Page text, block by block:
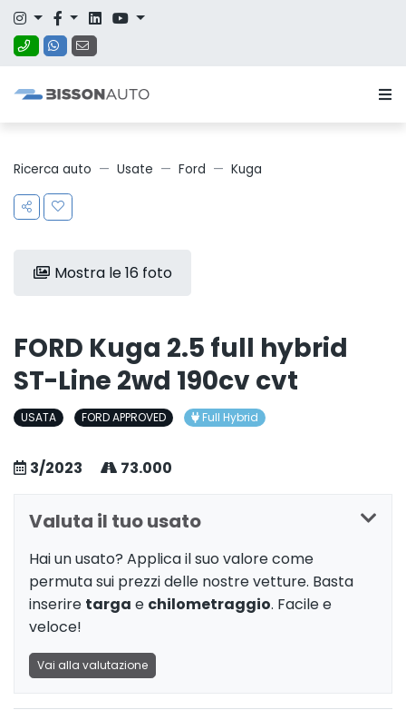
Ricerca auto Usate Ford Kuga
Mostra le 16 foto
FORD Kuga 2.5 full hybrid
ST-Line 2wd 190cv cvt
USATA FORD APPROVED Full Hybrid
3/2023 73.000
Valuta il tuo usato
Hai un usato? Applica il suo valore come
permuta sui prezzi delle nostre vetture. Basta
inserire targa e chilometraggio. Facile e
veloce!
Vai alla valutazione